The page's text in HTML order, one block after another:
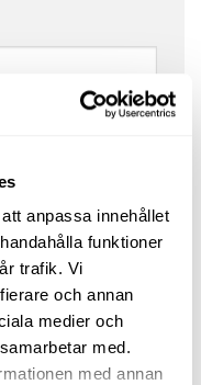
anpassa innehållet
funktioner
trafik. Vi
och annan
medier och
med.
med annan